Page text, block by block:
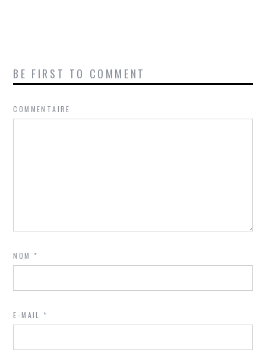
BE FIRST TO COMMENT
COMMENTAIRE
NOM*
E-MAIL*